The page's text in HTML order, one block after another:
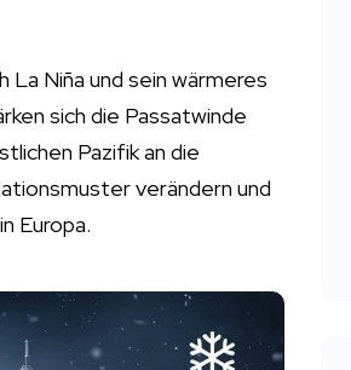
Niña und sein wärmeres
sich die Passatwinde
Pazifik an die
verändern und
Europa.